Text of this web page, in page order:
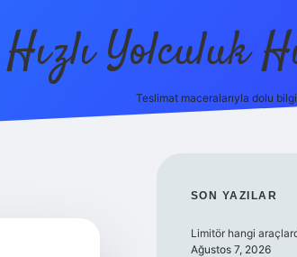
Hızlı Yolculuk
Teslimat maceralarıyla dolu
SON YAZILAR
Limitör hangi
Ağustos 7, 2026